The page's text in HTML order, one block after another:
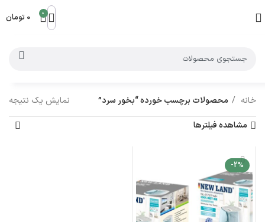
0
0 تومان
خانه محصولات برچسب خورده “بخور سرد”
نمایش یک نتیجه
مشاهده فیلترها
-2%